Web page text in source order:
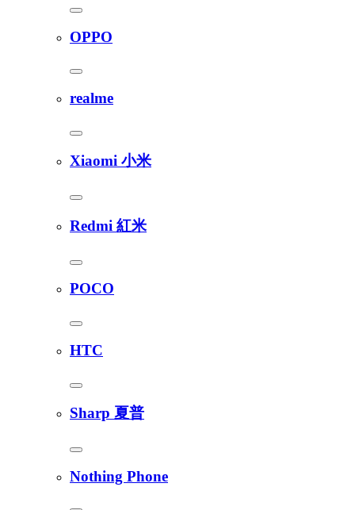
OPPO
realme
Xiaomi 小米
Redmi 紅米
POCO
HTC
Sharp 夏普
Nothing Phone